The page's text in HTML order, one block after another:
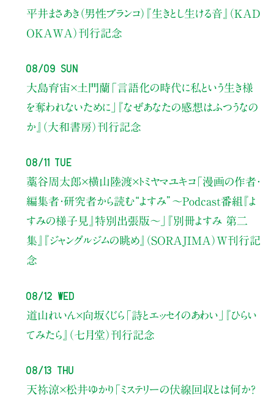
平井まさあき（男性ブランコ） 『生きとし生ける音』（KAD
OKAWA）刊行記念
08/09 Sun
大島育宙×土門蘭 「言語化の時代に私という生き様
を奪われないために」
『なぜあなたの感想はふつうなの
か』（大和書房）刊行記念
08/11 Tue
藁谷周太郎×横山陸渡×トミヤマユキコ「漫画の作者・
編集者・研究者から読む“よすみ” 〜Podcast番組『よ
すみの様子見』特別出張版〜」
『別冊よすみ 第二
集』『ジャングルジムの眺め』（SORAJIMA）W刊行記
念
08/12 Wed
道山れいん×向坂くじら 「詩とエッセイのあわい」
『ひらい
てみたら』（七月堂）刊行記念
08/13 Thu
天祢涼×松井ゆかり 「ミステリーの伏線回収とは何か？